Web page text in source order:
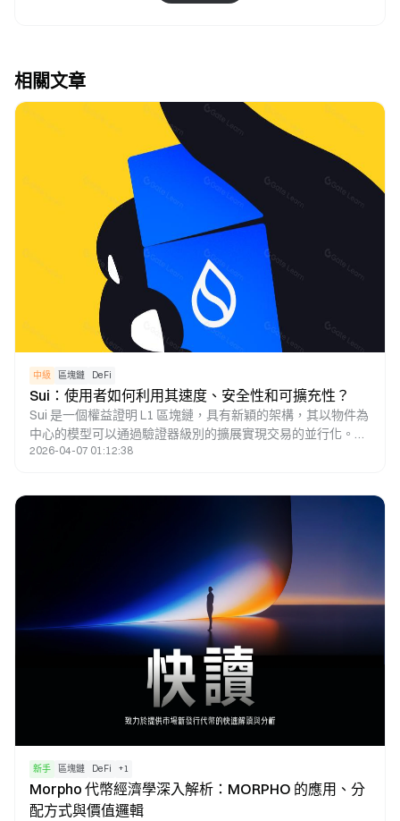
相關文章
中級 區塊鏈 DeFi
Sui：使用者如何利用其速度、安全性和可擴充性？
Sui 是一個權益證明 L1 區塊鏈，具有新穎的架構，其以物件為
中心的模型可以通過驗證器級別的擴展實現交易的並行化。在
這篇研究論文中，將介紹Sui區塊鏈的獨特功能，將介紹SUI代
2026-04-07 01:12:38
新手 區塊鏈 DeFi +1
Morpho 代幣經濟學深入解析：MORPHO 的應用、分
配方式與價值邏輯